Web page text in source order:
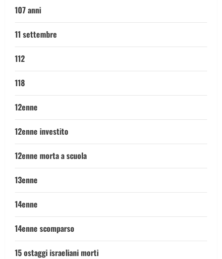
107 anni
11 settembre
112
118
12enne
12enne investito
12enne morta a scuola
13enne
14enne
14enne scomparso
15 ostaggi israeliani morti